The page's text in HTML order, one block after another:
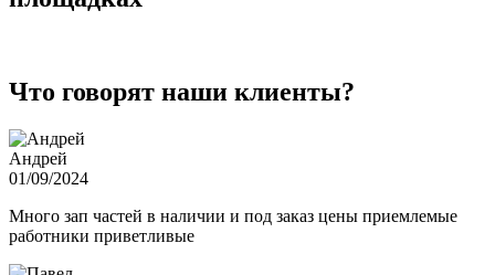
Что говорят наши клиенты?
Андрей
01/09/2024
Много зап частей в наличии и под заказ цены приемлемые
работники приветливые